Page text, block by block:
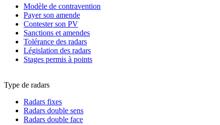
Modèle de contravention
Payer son amende
Contester son PV
Sanctions et amendes
Tolérance des radars
Législation des radars
Stages permis à points
Type de radars
Radars fixes
Radars double sens
Radars double face